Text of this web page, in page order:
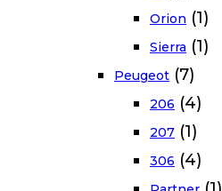
Orion (1)
Sierra (1)
Peugeot (7)
206 (4)
207 (1)
306 (4)